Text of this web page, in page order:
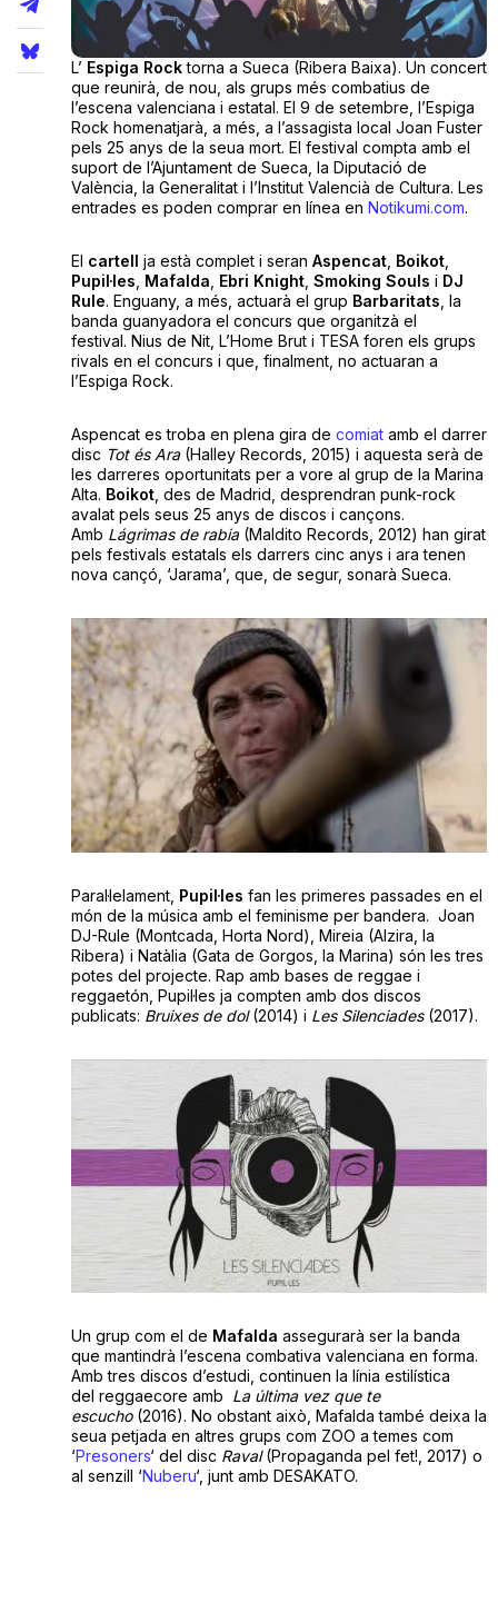
Llocs
L’ Espiga Rocktorna a Sueca (Ribera Baixa). Un concert
que reunirà, de nou, als grups més combatius de
l’escena valenciana i estatal. El 9 de setembre, l’Espiga
Rock homenatjarà, a més, a l’assagista local Joan Fuster
pels 25 anys de la seua mort. El festival compta amb el
suport de l’Ajuntament de Sueca, la Diputació de
València, la Generalitat i l’Institut Valencià de Cultura. Les
entrades es poden comprar en línea en Notikumi.com.
El cartell ja està complet i seran Aspencat, Boikot,
Pupil·les Mafalda Ebri Knight, Smoking Souls i DJ
Rule. Enguany, a més, actuarà el grup Barbaritats , la
banda guanyadora el concurs que organitzà el
festival. Nius de Nit, L’Home Brut i TESA foren els grups
rivals en el concurs i que, finalment, no actuaran a
l’Espiga Rock.
Aspencat es troba en plena gira de comiatamb el darrer
disc Tot és Ara (Halley Records, 2015) i aquesta serà de
les darreres oportunitats per a vore al grup de la Marina
Alta. Boikot, des de Madrid, desprendran punk-rock
avalat pels seus 25 anys de discos i cançons.
Amb Lágrimas de rabia (Maldito Records, 2012) han girat
pels festivals estatals els darrers cinc anys i ara tenen
nova cançó, ‘Jarama’, que, de segur, sonarà Sueca.
Paral·lelament, Pupil·les fan les primeres passades en el
món de la música amb el feminisme per bandera. Joan
DJ-Rule (Montcada, Horta Nord), Mireia (Alzira, la
Ribera) i Natàlia (Gata de Gorgos, la Marina) són les tres
potes del projecte. Rap amb bases de reggae i
reggaetón, Pupil·les ja compten amb dos discos
publicats: Bruixes de dol(2014) i Les Silenciades(2017).
Un grup com el de Mafalda assegurarà ser la banda
que mantindrà l’escena combativa valenciana en forma.
Amb tres discos d’estudi, continuen la línia estilística
del reggaecore amb La última vez que te
escucho (2016). No obstant això, Mafalda també deixa la
seua petjada en altres grups com ZOO a temes com
‘Presoners‘ del disc Raval(Propaganda pel fet!, 2017) o
al senzill ‘Nuberu‘, junt amb DESAKATO.